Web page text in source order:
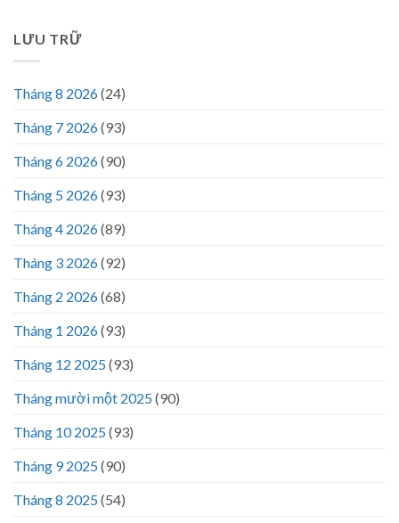
LƯU TRỮ
Tháng 8 2026(24)
Tháng 7 2026(93)
Tháng 6 2026(90)
Tháng 5 2026(93)
Tháng 4 2026(89)
Tháng 3 2026(92)
Tháng 2 2026(68)
Tháng 1 2026(93)
Tháng 12 2025(93)
Tháng mười một 2025(90)
Tháng 10 2025(93)
Tháng 9 2025(90)
Tháng 8 2025(54)